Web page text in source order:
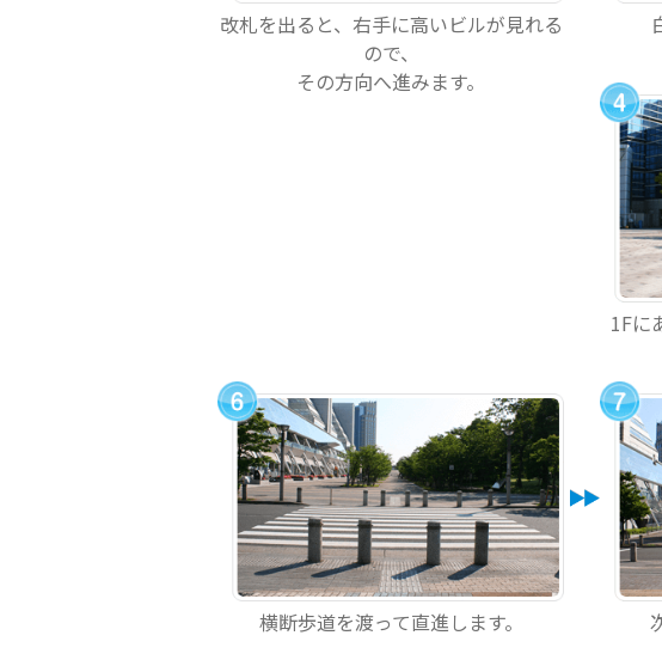
改札を出ると、右手に高いビルが見れる
ので、
その方向へ進みます。
1Fに
横断歩道を渡って直進します。